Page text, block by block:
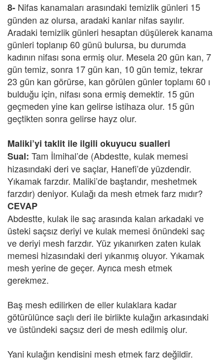
8- Nifas kanamaları arasındaki temizlik günleri 15
günden az olursa, aradaki kanlar nifas sayılır.
Aradaki temizlik günleri hesaptan düşülerek kanama
günleri toplanıp 60 günü bulursa, bu durumda
kadının nifası sona ermiş olur. Mesela 20 gün kan, 7
gün temiz, sonra 17 gün kan, 10 gün temiz, tekrar
23 gün kan görürse, kan görülen günler toplamı 60 ı
bulduğu için, nifası sona ermiş demektir. 15 gün
geçmeden yine kan gelirse istihaza olur. 15 gün
geçtikten sonra gelirse hayz olur.
Maliki’yi taklit ile ilgili okuyucu sualleri
Sual: Tam İlmihal’de (Abdestte, kulak memesi
hizasındaki deri ve saçlar, Hanefi’de yüzdendir.
Yıkamak farzdır. Maliki’de baştandır, meshetmek
farzdır) deniyor. Kulağı da mesh etmek farz mıdır?
CEVAP
Abdestte, kulak ile saç arasında kalan arkadaki ve
üsteki saçsız deriyi ve kulak memesi önündeki saç
ve deriyi mesh farzdır. Yüz yıkanırken zaten kulak
memesi hizasındaki deri yıkanmış oluyor. Yıkamak
mesh yerine de geçer. Ayrıca mesh etmek
gerekmez.
Baş mesh edilirken de eller kulaklara kadar
götürülünce saçlı deri ile birlikte kulağın arkasındaki
ve üstündeki saçsız deri de mesh edilmiş olur.
Yani kulağın kendisini mesh etmek farz değildir.